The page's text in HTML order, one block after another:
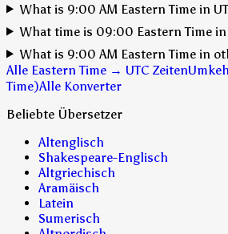
What is 9:00 AM Eastern Time in
What time is 09:00 Eastern Time in
What is 9:00 AM Eastern Time in
Alle Eastern Time → UTC Zeiten
Time)Alle Konverter
Beliebte Übersetzer
Altenglisch
Shakespeare-Englisch
Altgriechisch
Aramäisch
Latein
Sumerisch